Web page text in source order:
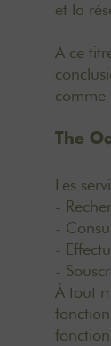
et la
A ce
comme
The
Les
-
-
-
-
À tout